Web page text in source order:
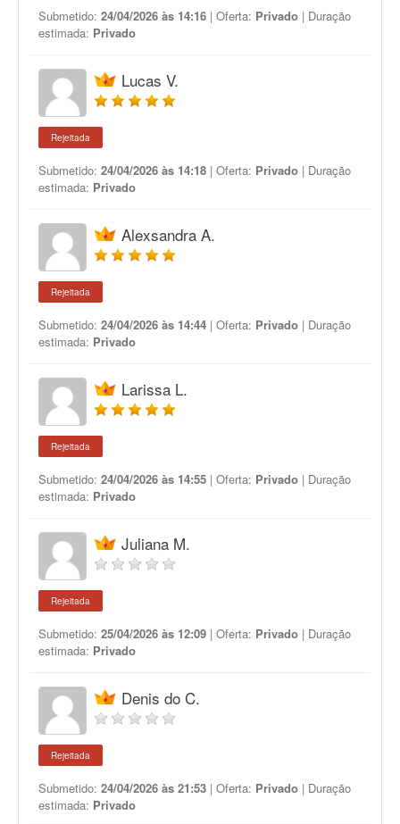
Submetido: 24/04/2026 às 14:16 | Oferta: Privado | Duração
estimada: Privado
Lucas V.
Rejeitada
Submetido: 24/04/2026 às 14:18 | Oferta: Privado | Duração
estimada: Privado
Alexsandra A.
Rejeitada
Submetido: 24/04/2026 às 14:44 | Oferta: Privado | Duração
estimada: Privado
Larissa L.
Rejeitada
Submetido: 24/04/2026 às 14:55 | Oferta: Privado | Duração
estimada: Privado
Juliana M.
Rejeitada
Submetido: 25/04/2026 às 12:09 | Oferta: Privado | Duração
estimada: Privado
Denis do C.
Rejeitada
Submetido: 24/04/2026 às 21:53 | Oferta: Privado | Duração
estimada: Privado